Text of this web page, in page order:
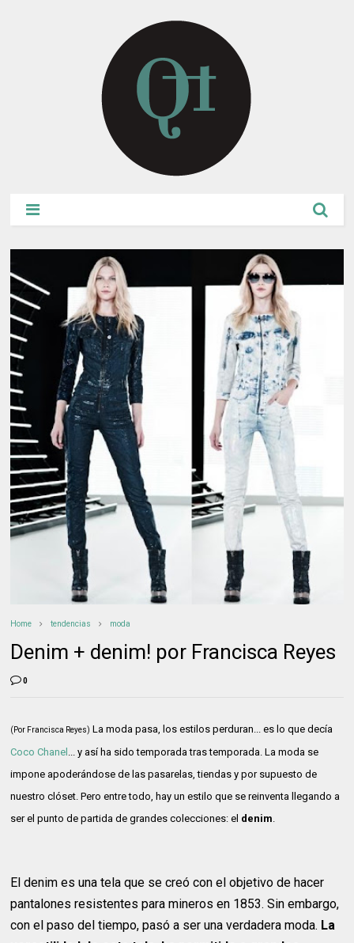
Home tendencias moda
Denim + denim! por Francisca Reyes
0
(Por Francisca Reyes) La moda pasa, los estilos perduran... es lo que decía
Coco Chanel ... y así ha sido temporada tras temporada. La moda se
impone apoderándose de las pasarelas, tiendas y por supuesto de
nuestro clóset. Pero entre todo, hay un estilo que se reinventa llegando a
ser el punto de partida de grandes colecciones: el denim.
El denim es una tela que se creó con el objetivo de hacer
pantalones resistentes para mineros en 1853. Sin embargo,
con el paso del tiempo, pasó a ser una verdadera moda. La